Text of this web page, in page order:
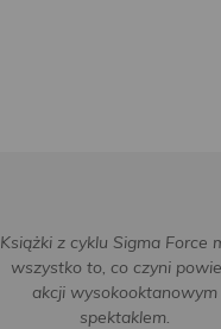
Książki z cyklu Sigma Force
wszystko to, co czyni
akcji wysokooktanowym
spektaklem.